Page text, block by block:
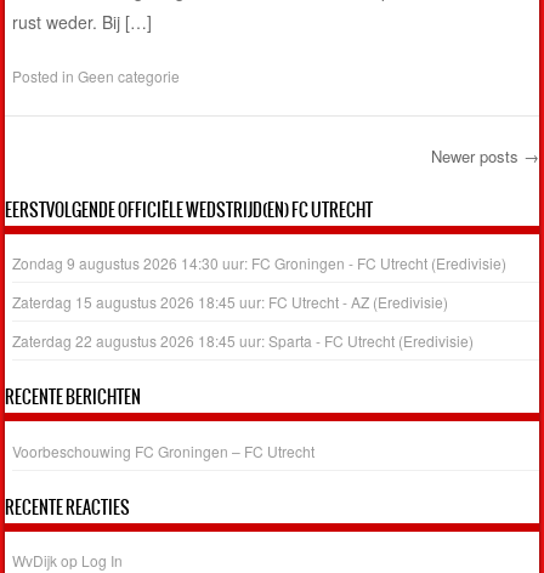
rust weder. Bij […]
Posted inGeen categorie
Post navigation
Newer posts →
EERSTVOLGENDE OFFICIËLE WEDSTRIJD(EN) FC UTRECHT
Zondag 9 augustus 2026 14:30 uur: FC Groningen - FC Utrecht (Eredivisie)
Zaterdag 15 augustus 2026 18:45 uur: FC Utrecht - AZ (Eredivisie)
Zaterdag 22 augustus 2026 18:45 uur: Sparta - FC Utrecht (Eredivisie)
RECENTE BERICHTEN
Voorbeschouwing FC Groningen – FC Utrecht
RECENTE REACTIES
WvDijk op Log In